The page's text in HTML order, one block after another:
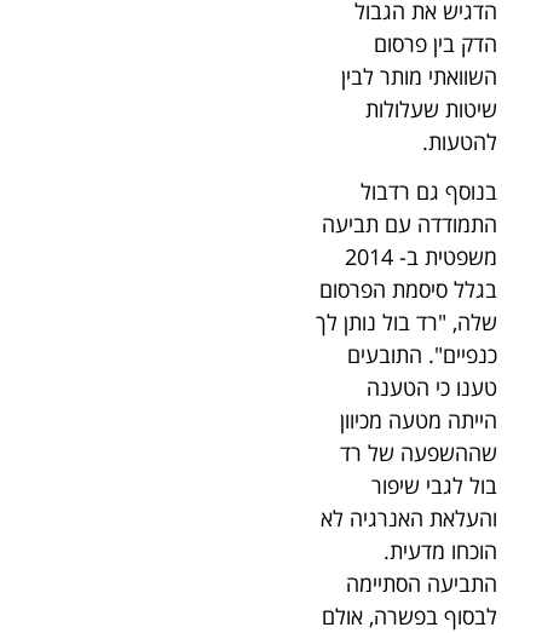
הדגיש את הגבול
הדק בין פרסום
השוואתי מותר לבין
שיטות שעלולות
להטעות.
בנוסף גם רדבול
התמודדה עם תביעה
משפטית ב- 2014
בגלל סיסמת הפרסום
שלה, "רד בול נותן לך
כנפיים". התובעים
טענו כי הטענה
הייתה מטעה מכיוון
שההשפעה של רד
בול לגבי שיפור
והעלאת האנרגיה לא
הוכחו מדעית.
התביעה הסתיימה
לבסוף בפשרה, אולם